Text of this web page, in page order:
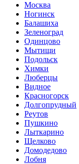
Москва
Ногинск
Балашиха
Зеленоград
Одинцово
Мытищи
Подольск
Химки
Люберцы
Видное
Красногорск
Долгопрудный
Реутов
Пушкино
Лыткарино
Щелково
Домодедово
Лобня